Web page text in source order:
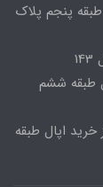
طبقه پنجم پلاک
طبقه ششم
اپال طبقه